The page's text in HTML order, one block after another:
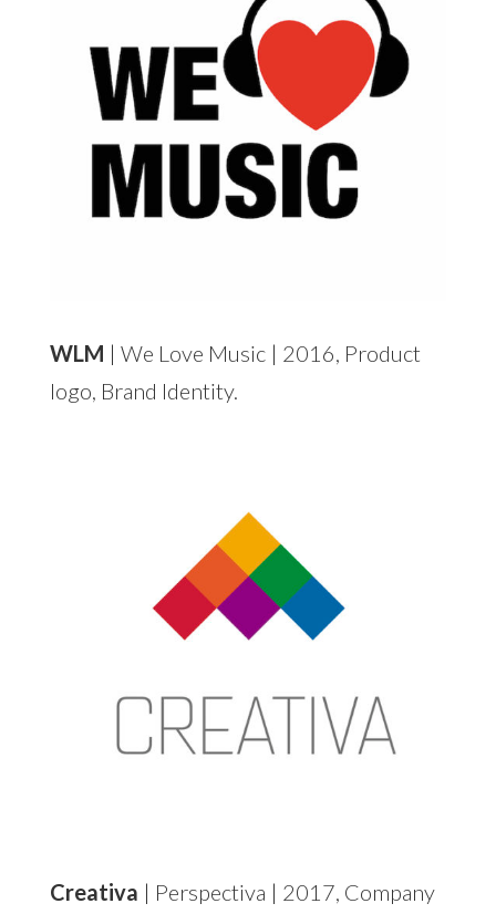
WLM | We Love Music | 2016, Product
logo, Brand Identity.
Creativa | Perspectiva | 2017, Company